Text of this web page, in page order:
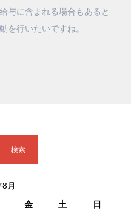
与に含まれる場合もあると
を行いたいですね。
月
金 土
日